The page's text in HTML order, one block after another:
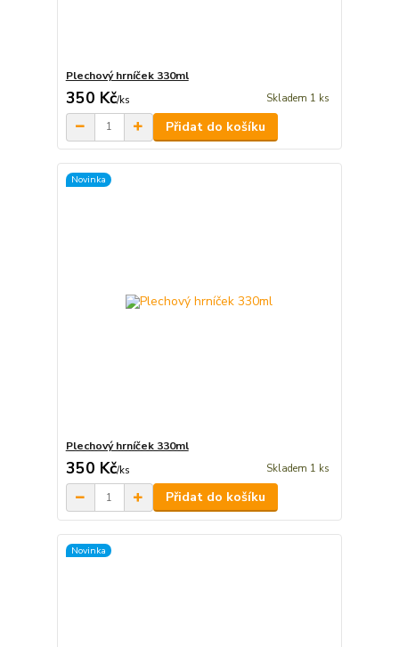
Plechový hrníček 330ml
350 Kč/ks Skladem 1 ks
Přidat do košíku
Novinka
Plechový hrníček 330ml
350 Kč/ks Skladem 1 ks
Přidat do košíku
Novinka